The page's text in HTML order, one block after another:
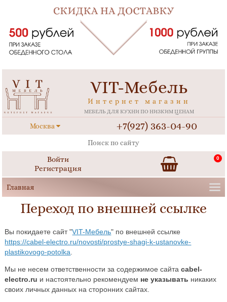
VIT-Мебель
Интернет магазин
МЕБЕЛЬ ДЛЯ КУХНИ ПО НИЗКИМ ЦЕНАМ
Москва +7(927) 363-04-90
Войти
Регистрация
0
Переход по внешней ссылке
Вы покидаете сайт "VIT-Мебель" по внешней ссылке
https://cabel-electro.ru/novosti/prostye-shagi-k-ustanovke-
plastikovogo-potolka
Мы не несем ответственности за содержимое сайтаcabel-
electro.ru и настоятельно рекомендуем не указывать никаких
своих личных данных на сторонних сайтах.